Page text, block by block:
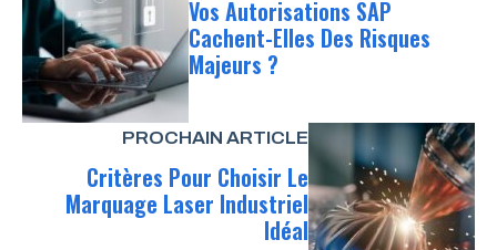
Vos Autorisations SAP
Cachent-Elles Des Risques
Majeurs ?
PROCHAIN ARTICLE
Critères Pour Choisir Le
Marquage Laser Industriel
Idéal